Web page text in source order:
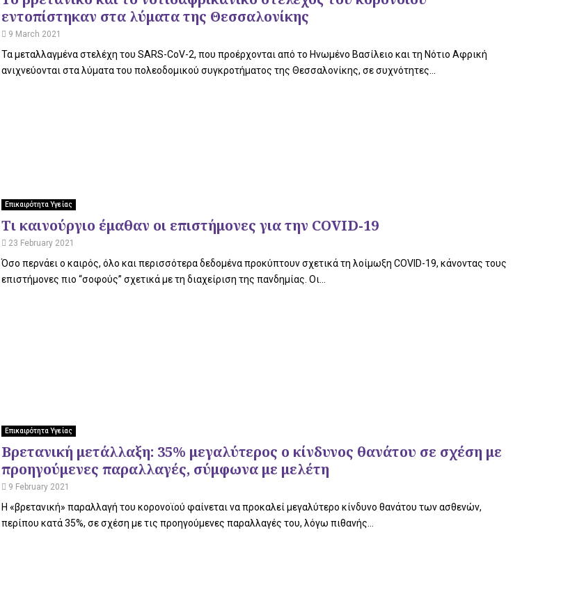
εντοπίστηκαν στα λύματα της Θεσσαλονίκης
9 March 2021
Τα μεταλλαγμένα στελέχη του SARS-CoV-2, που προέρχονται από το Ηνωμένο Βασίλειο και τη Νότιο Αφρική
ανιχνεύονται στα λύματα του πολεοδομικού συγκροτήματος της Θεσσαλονίκης, σε συχνότητες...
Επικαιρότητα Υγείας
Τι καινούργιο έμαθαν οι επιστήμονες για την COVID-19
23 February 2021
Όσο περνάει ο καιρός, όλο και περισσότερα δεδομένα προκύπτουν σχετικά τη λοίμωξη COVID-19, κάνοντας τους
επιστήμονες πιο “σοφούς” σχετικά με τη διαχείριση της πανδημίας. Οι...
Επικαιρότητα Υγείας
Βρετανική μετάλλαξη: 35% μεγαλύτερος ο κίνδυνος θανάτου σε σχέση με
προηγούμενες παραλλαγές, σύμφωνα με μελέτη
9 February 2021
Η «βρετανική» παραλλαγή του κορονοϊού φαίνεται να προκαλεί μεγαλύτερο κίνδυνο θανάτου των ασθενών,
περίπου κατά 35%, σε σχέση με τις προηγούμενες παραλλαγές του, λόγω πιθανής...